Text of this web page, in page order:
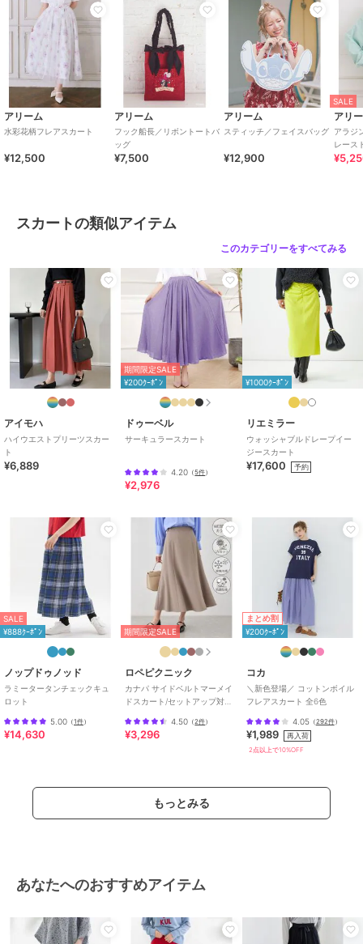
ブランド アリーム
ショップ アリーム
商品カテゴリ すべてのスカート スカート
性別タイプ
レディース
すべてのスカート ／ スカート
カラー ライトベージュ
ﾎ゜ﾘｴｽﾃﾙ 100% 裏生地 ﾎ゜ﾘｴｽﾃﾙ 9
7% ﾎ゜ﾘｳﾚﾀﾝ 3%
商品のお取り扱い方法
原産国 中国
アリーム
水彩花柄フレアスカート
¥12,500
アリーム
フック船長／リボントートバ
ッグ
¥7,500
アリーム
スティッチ／フェイスバッグ
¥12,900
SALE
アリ
アラジ
レース
スカートの類似アイテム
このカテゴリーをすべてみる
アイモハ
ハイウエストプリーツスカー
ト
¥6,889
期間限定SALE
¥200ｸｰﾎﾟﾝ
ドゥーベル
サーキュラースカート
4.20 （5件）
¥2,976
¥1000ｸｰﾎﾟﾝ
リエミラー
ウォッシャブルドレープイー
ジースカート
¥17,600 予約
SALE
¥888ｸｰﾎﾟﾝ
ノップドゥノッド
ラミータータンチェックキュ
ロット
5.00 （1件）
¥14,630
期間限定SALE
ロペピクニック
カナパ サイドベルトマーメイ
ドスカート/セットアップ対
4.50 （2件）
¥3,296
まとめ割
¥200ｸｰﾎﾟﾝ
コカ
＼新色登場／ コットンボイル
フレアスカート 全6色
4.05（292件）
¥1,989 再入荷
2点以上で10%OFF
もっとみる
あなたへのおすすめアイテム